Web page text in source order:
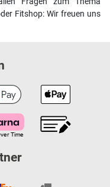
Fitshop: Wir freuen uns